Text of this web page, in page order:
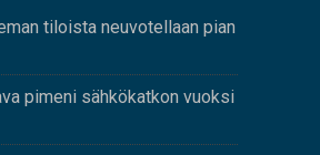
tiloista neuvotellaan pian
pimeni sähkökatkon vuoksi